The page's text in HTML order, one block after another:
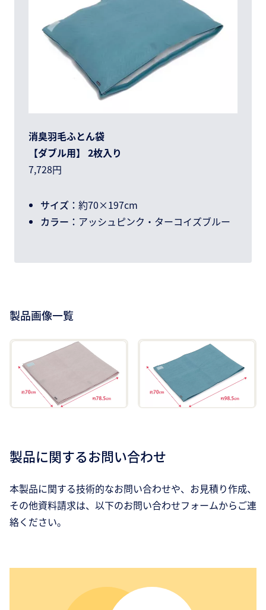
消臭羽毛ふとん袋
【ダブル用】 2枚入り
7,728円
サイズ： 約70×197cm
カラー： アッシュピンク・ターコイズブルー
製品画像一覧
製品に関するお問い合わせ
本製品に関する技術的なお問い合わせや、お見積り作成、
その他資料請求は、以下のお問い合わせフォームからご連
絡ください。